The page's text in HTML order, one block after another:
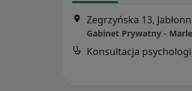
Zegrzyńska 13,
Gabinet Prywatny -
Konsultacja